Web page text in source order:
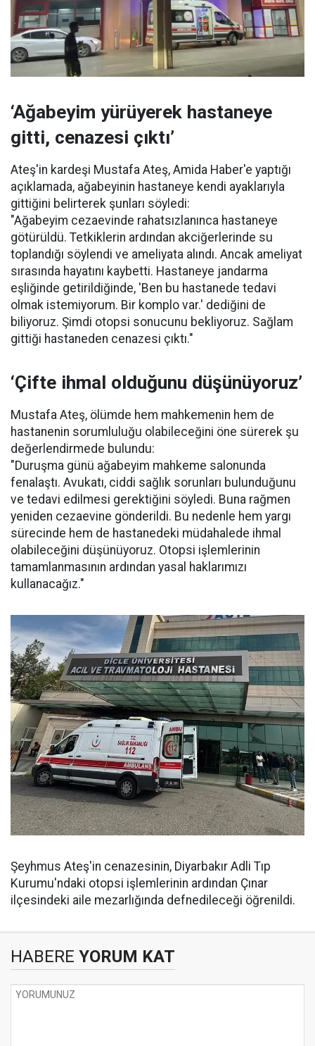
‘Ağabeyim yürüyerek hastaneye
gitti, cenazesi çıktı’
Ateş'in kardeşi Mustafa Ateş, Amida Haber'e yaptığı
açıklamada, ağabeyinin hastaneye kendi ayaklarıyla
gittiğini belirterek şunları söyledi:
"Ağabeyim cezaevinde rahatsızlanınca hastaneye
götürüldü. Tetkiklerin ardından akciğerlerinde su
toplandığı söylendi ve ameliyata alındı. Ancak ameliyat
sırasında hayatını kaybetti. Hastaneye jandarma
eşliğinde getirildiğinde, 'Ben bu hastanede tedavi
olmak istemiyorum. Bir komplo var.' dediğini de
biliyoruz. Şimdi otopsi sonucunu bekliyoruz. Sağlam
gittiği hastaneden cenazesi çıktı."
‘Çifte ihmal olduğunu düşünüyoruz’
Mustafa Ateş, ölümde hem mahkemenin hem de
hastanenin sorumluluğu olabileceğini öne sürerek şu
değerlendirmede bulundu:
"Duruşma günü ağabeyim mahkeme salonunda
fenalaştı. Avukatı, ciddi sağlık sorunları bulunduğunu
ve tedavi edilmesi gerektiğini söyledi. Buna rağmen
yeniden cezaevine gönderildi. Bu nedenle hem yargı
sürecinde hem de hastanedeki müdahalede ihmal
olabileceğini düşünüyoruz. Otopsi işlemlerinin
tamamlanmasının ardından yasal haklarımızı
kullanacağız."
Şeyhmus Ateş'in cenazesinin, Diyarbakır Adli Tıp
Kurumu'ndaki otopsi işlemlerinin ardından Çınar
ilçesindeki aile mezarlığında defnedileceği öğrenildi.
HABERE YORUM KAT